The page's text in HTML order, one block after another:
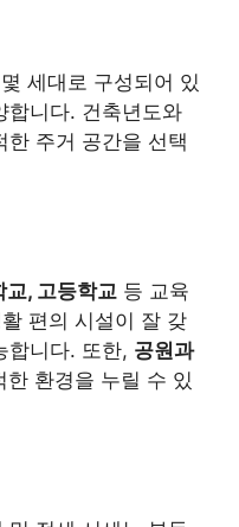
세대로 구성되어 있
합니다. 건축년도와
한 주거 공간을 선택
교, 고등학교 등 교육
편의 시설이 잘 갖
합니다. 또한, 공원과
환경을 누릴 수 있